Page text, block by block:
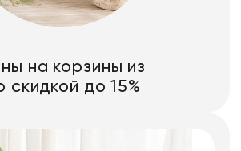
на корзины из
скидкой до 15%